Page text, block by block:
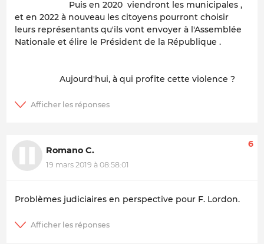
Puis en 2020 viendront les municipales ,
et en 2022 à nouveau les citoyens pourront choisir
leurs représentants qu'ils vont envoyer à l'Assemblée
Nationale et élire le Président de la République .
Aujourd'hui, à qui profite cette violence ?
Romano C.
19 mars 2019 à 08:58:01
6
Problèmes judiciaires en perspective pour F. Lordon.